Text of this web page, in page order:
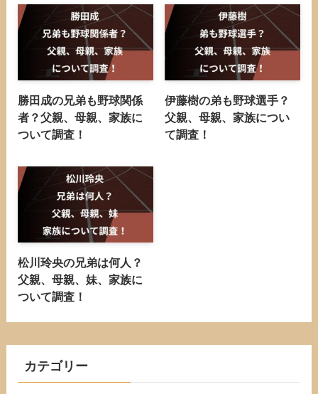
勝田成の兄弟も野球関係
者？父親、母親、家族に
ついて調査！
伊藤樹の弟も野球選手？
父親、母親、家族につい
て調査！
松川玲央の兄弟は何人？
父親、母親、妹、家族に
ついて調査！
カテゴリー